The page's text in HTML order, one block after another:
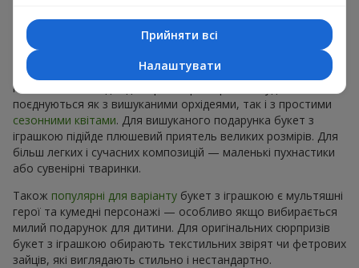
використовуючитроянди,гербериабо ніжнігіпсофіли.
Іграшок також багато. Проте, найчастіше наші клієнти
обирають, як букет з іграшкою композицію ведмедик з
квітами. Це класика, яка ніколи не підводить. До того ж у
нас є плюшеві ведмедики різних розмірів, які чудово
поєднуються як з вишуканими орхідеями, так і з простими
сезонними квітами. Для вишуканого подарунка букет з
іграшкою підійде плюшевий приятель великих розмірів. Для
більш легких і сучасних композицій — маленькі пухнастики
або сувенірні тваринки.
Також популярні для варіанту букет з іграшкою є мультяшні
герої та кумедні персонажі — особливо якщо вибирається
милий подарунок для дитини. Для оригінальних сюрпризів
букет з іграшкою обирають текстильних звірят чи фетрових
зайців, які виглядають стильно і нестандартно.
Прийняти всі
Налаштувати